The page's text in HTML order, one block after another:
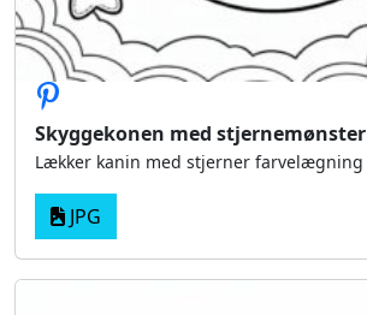
Skyggekonen med stjernemønster
Lækker kanin med stjerner farvelægning
JPG